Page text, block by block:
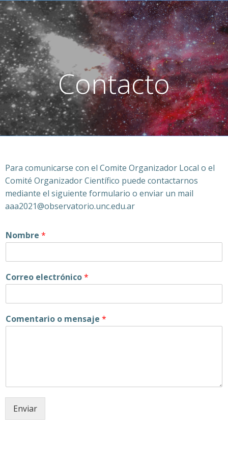
Skip
to
content
Contacto
Para comunicarse con el Comite Organizador Local o el
Comité Organizador Científico puede contactarnos
mediante el siguiente formulario o enviar un mail
aaa2021@observatorio.unc.edu.ar
Nombre *
Correo electrónico*
Comentario o mensaje *
Enviar